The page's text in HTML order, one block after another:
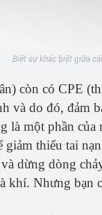
Biết sự khác biệt giữa
còn có CPE
và do đó, đảm
là một phần
giảm thiểu tai
dừng dòng
khí. Nhưng bạn